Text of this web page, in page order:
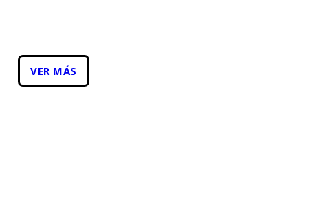
VER MÁS